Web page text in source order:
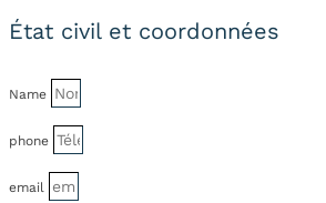
État civil et coordonnées
Name
phone
email